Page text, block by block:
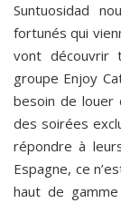
Suntuosidad
fortunés qui
vont découvrir
groupe Enjoy
besoin de louer
des soirées
répondre à
Espagne, ce
haut de